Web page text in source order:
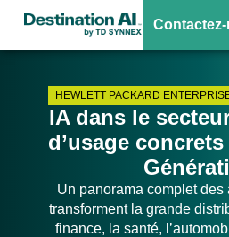
HEWLETT PACKARD
IA dans le
d’usage
Un panorama complet des
transforment la grande
finance, la santé,